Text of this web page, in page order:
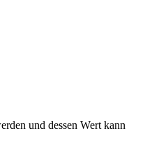
und dessen Wert kann